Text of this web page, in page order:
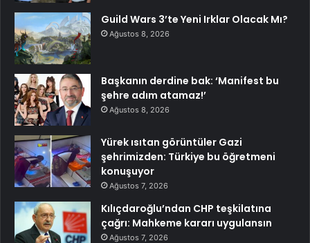
Guild Wars 3’te Yeni Irklar Olacak Mı?
Ağustos 8, 2026
Başkanın derdine bak: ‘Manifest bu
şehre adım atamaz!’
Ağustos 8, 2026
Yürek ısıtan görüntüler Gazi
şehrimizden: Türkiye bu öğretmeni
konuşuyor
Ağustos 7, 2026
Kılıçdaroğlu’ndan CHP teşkilatına
çağrı: Mahkeme kararı uygulansın
Ağustos 7, 2026